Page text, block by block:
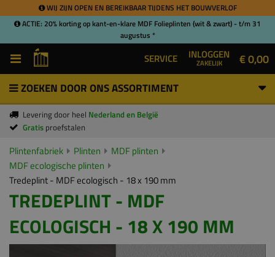
WIJ ZIJN OPEN EN BEREIKBAAR TIJDENS HET BOUWVERLOF
ACTIE: 20% korting op kant-en-klare MDF Folieplinten (wit & zwart) - t/m 31
augustus *
SERVICE INLOGGEN
ZAKELIJK € 0,00
ZOEKEN DOOR ONS ASSORTIMENT
Levering door heel Nederland en België
Gratis proefstalen
Plintenfabriek Plinten
MDF plinten
MDF ecologische plinten
Tredeplint - MDF ecologisch - 18 x 190 mm
TREDEPLINT - MDF
ECOLOGISCH - 18 X 190 MM